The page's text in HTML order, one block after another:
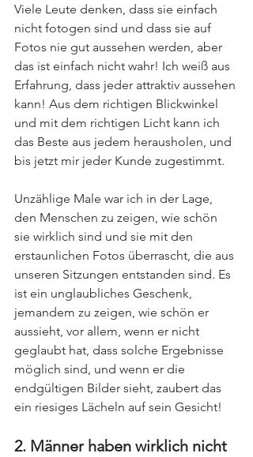
Viele Leute denken, dass sie einfach
nicht fotogen sind und dass sie auf
Fotos nie gut aussehen werden, aber
das ist einfach nicht wahr! Ich weiß aus
Erfahrung, dass jeder attraktiv aussehen
kann! Aus dem richtigen Blickwinkel
und mit dem richtigen Licht kann ich
das Beste aus jedem herausholen, und
bis jetzt mir jeder Kunde zugestimmt.
Unzählige Male war ich in der Lage,
den Menschen zu zeigen, wie schön
sie wirklich sind und sie mit den
erstaunlichen Fotos überrascht, die aus
unseren Sitzungen entstanden sind. Es
ist ein unglaubliches Geschenk,
jemandem zu zeigen, wie schön er
aussieht, vor allem, wenn er nicht
geglaubt hat, dass solche Ergebnisse
möglich sind, und wenn er die
endgültigen Bilder sieht, zaubert das
ein riesiges Lächeln auf sein Gesicht!
2. Männer haben wirklich nicht